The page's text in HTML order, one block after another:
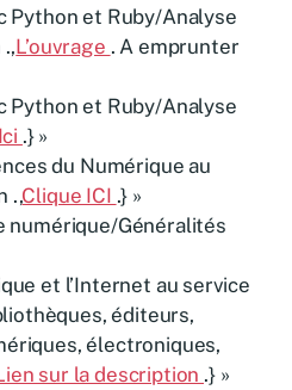
Python et Ruby/Analyse
L’ouvrage . A emprunter
Python et Ruby/Analyse
Ici .} »
du Numérique au
.,Clique ICI .} »
numérique/Généralités
et l’Internet au service
éditeurs,
électroniques,
sur la description .} »